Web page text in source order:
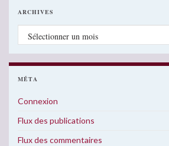
ARCHIVES
Archives
MÉTA
Connexion
Flux des publications
Flux des commentaires